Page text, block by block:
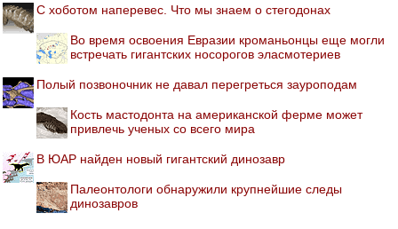
С хоботом наперевес. Что мы знаем о стегодонах
Во время освоения Евразии кроманьонцы еще могли
встречать гигантских носорогов эласмотериев
Полый позвоночник не давал перегреться зауроподам
Кость мастодонта на американской ферме может
привлечь ученых со всего мира
В ЮАР найден новый гигантский динозавр
Палеонтологи обнаружили крупнейшие следы
динозавров